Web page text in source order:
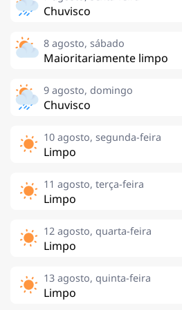
Chuvisco
8 agosto, sábado
Maioritariamente limpo
9 agosto, domingo
Chuvisco
10 agosto, segunda-feira
Limpo
11 agosto, terça-feira
Limpo
12 agosto, quarta-feira
Limpo
13 agosto, quinta-feira
Limpo